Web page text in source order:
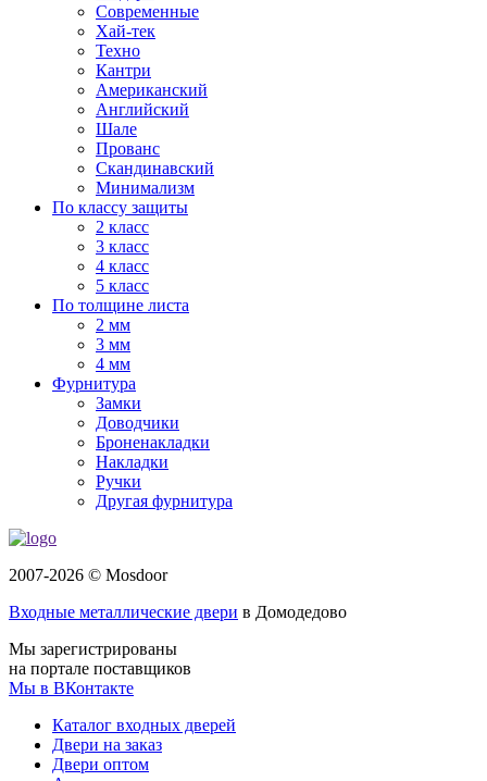
Современные
Хай-тек
Техно
Кантри
Американский
Английский
Шале
Прованс
Скандинавский
Минимализм
По классу защиты
2 класс
3 класс
4 класс
5 класс
По толщине листа
2 мм
3 мм
4 мм
Фурнитура
Замки
Доводчики
Броненакладки
Накладки
Ручки
Другая фурнитура
2007-2026 © Mosdoor
Входные металлические двери в Домодедово
Мы зарегистрированы
на портале поставщиков
Мы в ВКонтакте
Каталог входных дверей
Двери на заказ
Двери оптом